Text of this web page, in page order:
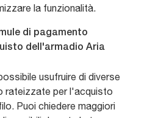
la funzionalità.
di pagamento
dell'armadio Aria
usufruire di diverse
rateizzate per l'acquisto
Puoi chiedere maggiori